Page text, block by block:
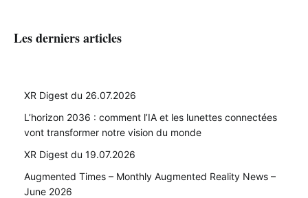
Les derniers articles
XR Digest du 26.07.2026
L’horizon 2036 : comment l’IA et les lunettes connectées
vont transformer notre vision du monde
XR Digest du 19.07.2026
Augmented Times – Monthly Augmented Reality News –
June 2026